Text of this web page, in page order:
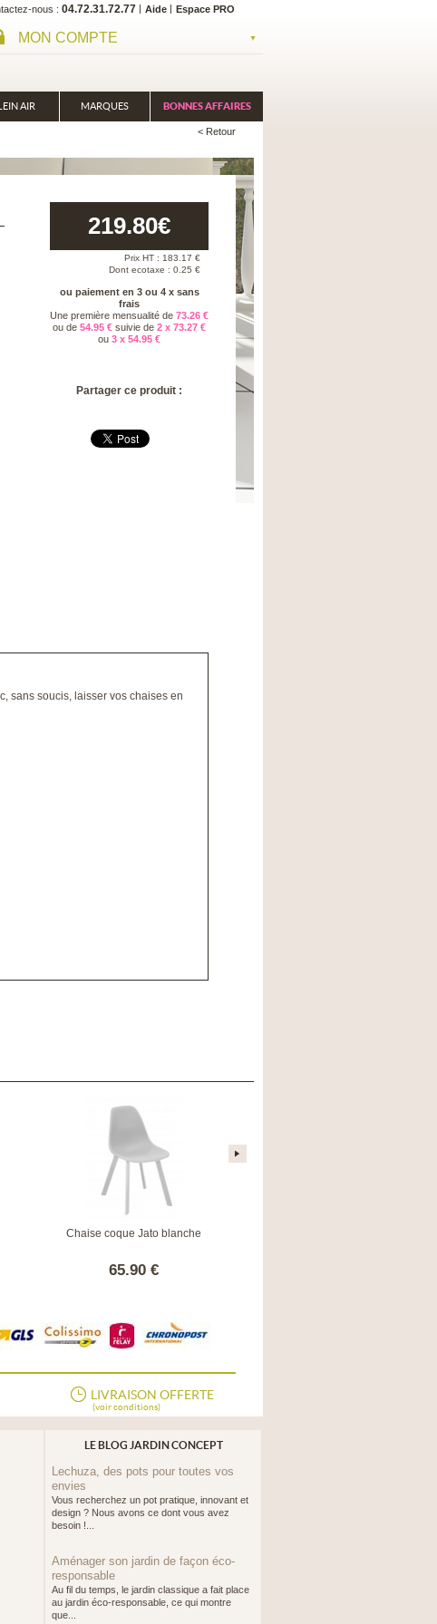
nous 04.72.31.72.77 Aide Espace PRO
MON COMPTE
AIR MARQUES BONNES AFFAIRES
< Retour
219.80€
Prix HT : 183.17 €
Dont ecotaxe : 0.25 €
ou paiement en 3 ou 4 x sans
frais
Une première mensualité de 73.26 €
ou de 54.95 € suivie de 2 x 73.27 €
ou 3 x 54.95 €
Partager ce produit :
sans soucis, laisser vos chaises en
Chaise coque Jato blanche
65.90 €
LIVRAISON OFFERTE
(voir conditions)
LE BLOG JARDIN CONCEPT
Lechuza, des pots pour toutes vos
envies
Vous recherchez un pot pratique, innovant et
design ? Nous avons ce dont vous avez
besoin !...
Aménager son jardin de façon éco-
responsable
Au fil du temps, le jardin classique a fait place
au jardin éco-responsable, ce qui montre
que...